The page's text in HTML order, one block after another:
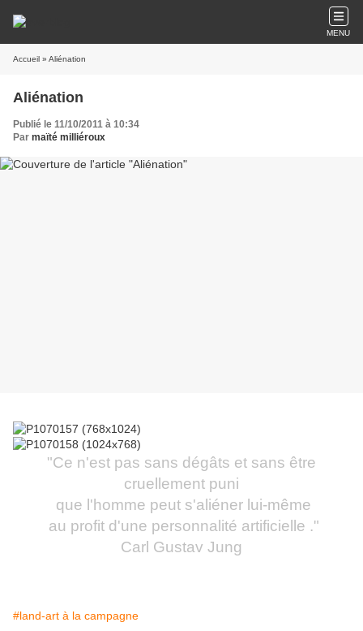
MENU
Accueil » Aliénation
Aliénation
Publié le 11/10/2011 à 10:34
Par maïté milliéroux
"Ce n'est pas sans dégâts et sans être
cruellement puni
que l'homme peut s'aliéner lui-même
au profit d'une personnalité artificielle ."
Carl Gustav Jung
#land-art à la campagne